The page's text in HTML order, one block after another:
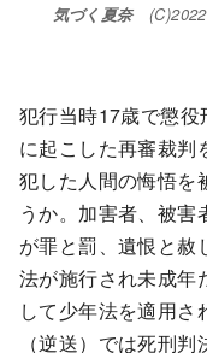
気づく夏奈(C)2022
犯行当時17歳で懲
に起こした再審裁判
犯した人間の悔悟を
うか。加害者、被
が罪と罰、遺恨と赦
法が施行され未成年
して少年法を適用
（逆送）では死刑